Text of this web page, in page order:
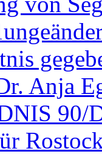
Anja
90/